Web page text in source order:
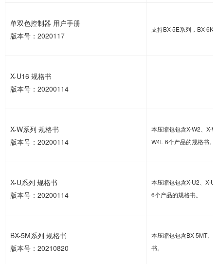
单双色控制器 用户手册
版本号：2020117
支持BX-5E系列，BX-6K
X-U16 规格书
版本号：20200114
X-W系列 规格书
版本号：20200114
本压缩包包含X-W2、X-
W4L 6个产品的规格书。
X-U系列 规格书
版本号：20200114
本压缩包包含X-U2、X-
6个产品的规格书。
BX-5M系列 规格书
版本号：20210820
本压缩包包含BX-5MT、
书。